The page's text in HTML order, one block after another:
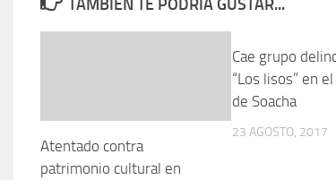
TAMBIÉN TE PODRÍA GUSTAR...
Atentado contra
patrimonio cultural en
Cae grupo
“Los lisos” en
de Soacha
23 AGOSTO, 2017